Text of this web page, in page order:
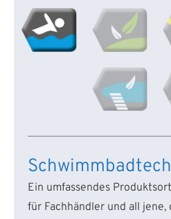
Ein umfassendes
für Fachhändler und all